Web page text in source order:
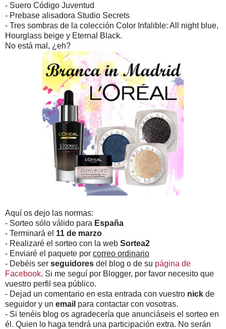
- Suero Código Juventud
- Prebase alisadora Studio Secrets
- Tres sombras de la colección Color Infalible: All night blue,
Hourglass beige y Eternal Black.
No está mal, ¿eh?
Aquí os dejo las normas:
- Sorteo sólo válido para España
- Terminará el 11 de marzo
- Realizaré el sorteo con la web Sortea2
- Enviaré el paquete por correo ordinario
- Debéis ser seguidores del blog o de su página de
Facebook. Si me seguí por Blogger, por favor necesito que
vuestro perfil sea público.
- Dejad un comentario en esta entrada con vuestro nick de
seguidor y un email para contactar con vosotras.
- Si tenéis blog os agradecería que anunciáseis el sorteo en
él. Quien lo haga tendrá una participación extra. No serán